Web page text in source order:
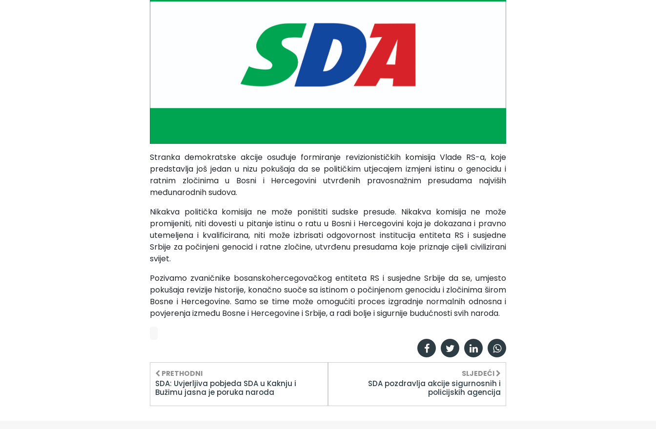
Stranka demokratske akcije osuđuje formiranje revizionističkih komisija Vlade RS-a, koje
predstavlja još jedan u nizu pokušaja da se političkim utjecajem izmjeni istinu o genocidu i
ratnim zločinima u Bosni i Hercegovini utvrđenih pravosnažnim presudama najviših
međunarodnih sudova.
Nikakva politička komisija ne može poništiti sudske presude. Nikakva komisija ne može
promijeniti, niti dovesti u pitanje istinu o ratu u Bosni i Hercegovini koja je dokazana i pravno
utemeljena i kvalificirana, niti može izbrisati odgovornost institucija entiteta RS i susjedne
Srbije za počinjeni genocid i ratne zločine, utvrđenu presudama koje priznaje cijeli civilizirani
svijet.
Pozivamo zvaničnike bosanskohercegovačkog entiteta RS i susjedne Srbije da se, umjesto
pokušaja revizije historije, konačno suoče sa istinom o počinjenom genocidu i zločinima širom
Bosne i Hercegovine. Samo se time može omogućiti proces izgradnje normalnih odnosna i
povjerenja između Bosne i Hercegovine i Srbije, a radi bolje i sigurnije budućnosti svih naroda.
PRETHODNI
SDA: Uvjerljiva pobjeda SDA u Kaknju i
Bužimu jasna je poruka naroda
SLJEDEĆI
SDA pozdravlja akcije sigurnosnih i
policijskih agencija